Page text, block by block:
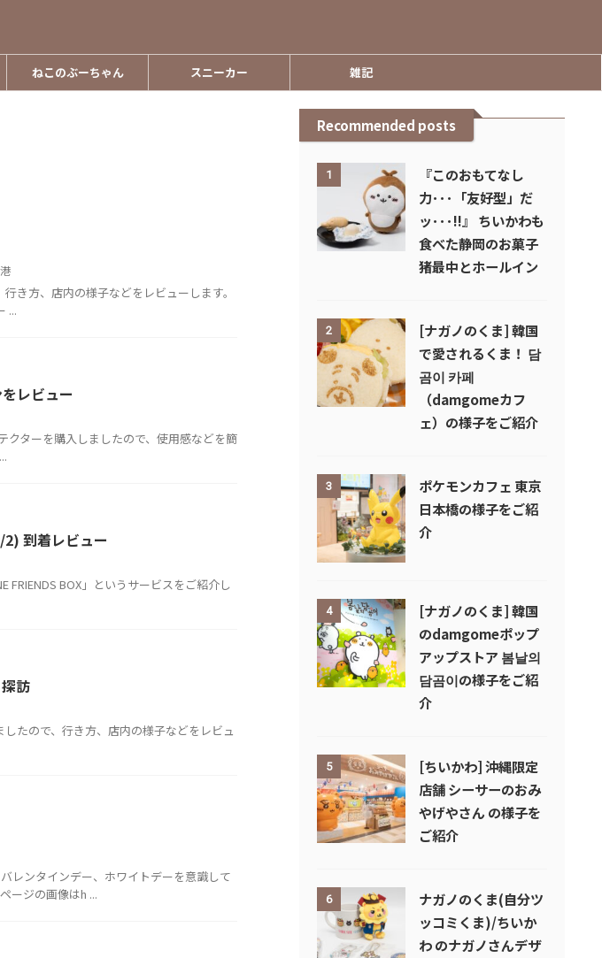
ねこのぶーちゃん スニーカー 雑記
き方、店内の様子などをレビューします。
...
レビュー
クターを購入しましたので、使用感などを簡
2) 到着レビュー
BOX」というサービスをご紹介し
訪
たので、行き方、店内の様子などをレビュ
レンタインデー、ホワイトデーを意識して
ージの画像はh ...
Recommended posts
1
『このおもてなし
力･･･「友好型」だ
ッ･･･!!』 ちいかわも
食べた静岡のお菓子
猪最中とホールイン
2
[ナガノのくま] 韓国
で愛されるくま！ 담
곰이 카페
（damgomeカフ
ェ）の様子をご紹介
3
ポケモンカフェ 東京
日本橋の様子をご紹
介
4
[ナガノのくま] 韓国
のdamgomeポップ
アップストア 봄날의
담곰이の様子をご紹
介
5
[ちいかわ] 沖縄限定
店舗 シーサーのおみ
やげやさん の様子を
ご紹介
6
ナガノのくま(自分ツ
ッコミくま)/ちいか
わ のナガノさんデザ